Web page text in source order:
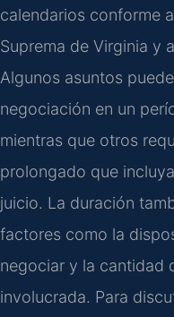
calendarios conforme
Suprema de Virginia y
Algunos asuntos
negociación en un
mientras que otros
prolongado que
juicio. La duración
factores como la
negociar y la cantidad
involucrada. Para